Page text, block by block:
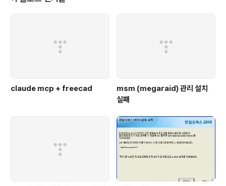
claude mcp + freecad
msm (megaraid) 관리 설치
실패